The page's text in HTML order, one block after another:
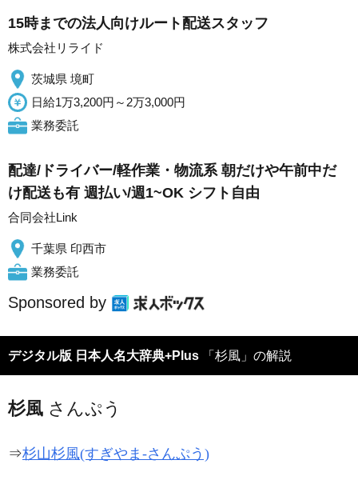
15時までの法人向けルート配送スタッフ
株式会社リライド
茨城県 境町
日給1万3,200円～2万3,000円
業務委託
配達/ドライバー/軽作業・物流系 朝だけや午前中だ
け配送も有 週払い/週1~OK シフト自由
合同会社Link
千葉県 印西市
業務委託
Sponsored by
デジタル版 日本人名大辞典+Plus 「杉風」の解説
杉風 さんぷう
⇒杉山杉風(すぎやま-さんぷう)